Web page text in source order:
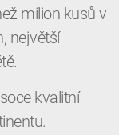
milion kusů v
největší
kvalitní